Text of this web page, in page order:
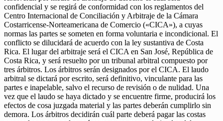
confidencial y se regirá de conformidad con los reglamentos del
Centro Internacional de Conciliación y Arbitraje de la Cámara
Costarricense-Norteamericana de Comercio («CICA»), a cuyas
normas las partes se someten en forma voluntaria e incondicional. El
conflicto se dilucidará de acuerdo con la ley sustantiva de Costa
Rica. El lugar del arbitraje será el CICA en San José, República de
Costa Rica, y será resuelto por un tribunal arbitral compuesto por
tres árbitros. Los árbitros serán designados por el CICA. El laudo
arbitral se dictará por escrito, será definitivo, vinculante para las
partes e inapelable, salvo el recurso de revisión o de nulidad. Una
vez que el laudo se haya dictado y se encuentre firme, producirá los
efectos de cosa juzgada material y las partes deberán cumplirlo sin
demora. Los árbitros decidirán cuál parte deberá pagar las costas